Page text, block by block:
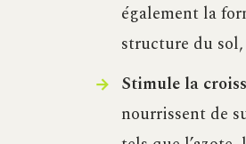
également la
structure du
Stimule la
nourrissent de